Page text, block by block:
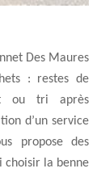
Des Maures
: restes de
ou tri après
d’un service
propose des
choisir la benne